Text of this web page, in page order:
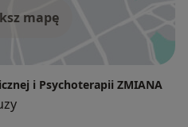
mapę
i Psychoterapii ZMIANA